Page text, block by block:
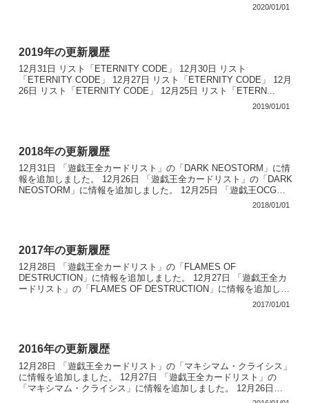
2020/01/01
2019年の更新履歴
12月31日 リスト「ETERNITY CODE」 12月30日 リスト
「ETERNITY CODE」 12月27日 リスト「ETERNITY CODE」 12月
26日 リスト「ETERNITY CODE」 12月25日 リスト「ETERN...
2019/01/01
2018年の更新履歴
12月31日 「遊戯王全カードリスト」の「DARK NEOSTORM」に情
報を追加しました。 12月26日 「遊戯王全カードリスト」の「DARK
NEOSTORM」に情報を追加しました。 12月25日 「遊戯王OCG最
2018/01/01
2017年の更新履歴
12月28日 「遊戯王全カードリスト」の「FLAMES OF
DESTRUCTION」に情報を追加しました。 12月27日 「遊戯王全カ
ードリスト」の「FLAMES OF DESTRUCTION」に情報を追加しま
2017/01/01
2016年の更新履歴
12月28日 「遊戯王全カードリスト」の「マキシマム・クライシス」
に情報を追加しました。 12月27日 「遊戯王全カードリスト」の
「マキシマム・クライシス」に情報を追加しました。 12月26日